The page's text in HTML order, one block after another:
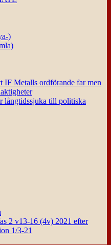
)
IF Metalls ordförande far men
långtidssjuka till politiska
2 v13-16 (4v) 2021 efter
1/3-21